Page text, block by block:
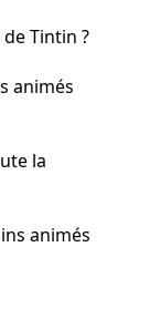
Tintin ?
animés
la
animés